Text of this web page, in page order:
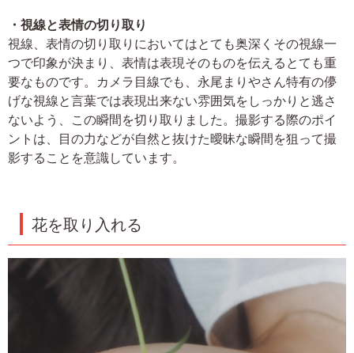
・視線と表情の切り取り
視線、表情の切り取りにおいてはとても奥深くその視線一
つで印象が決まり、表情は表現そのものを伝えるとても重
要なものです。カメラ目線でも、永尾まりやさん特有の儚
げな視線と言葉では表現出来ない雰囲気をしっかりと逃さ
ないよう、この瞬間を切り取りました。撮影する際のポイ
ントは、目の力などが自然と抜けた曖昧な瞬間を狙って撮
影することを意識しています。
花を取り入れる